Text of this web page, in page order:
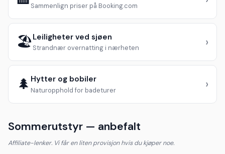
Sammenlign priser på Booking.com
🏖️ Leiligheter ved sjøen
Strandnær overnatting i nærheten ›
🌲 Hytter og bobiler
Naturopphold for badeturer ›
Sommerutstyr — anbefalt
Affiliate-lenker. Vi får en liten provisjon hvis du kjøper noe.